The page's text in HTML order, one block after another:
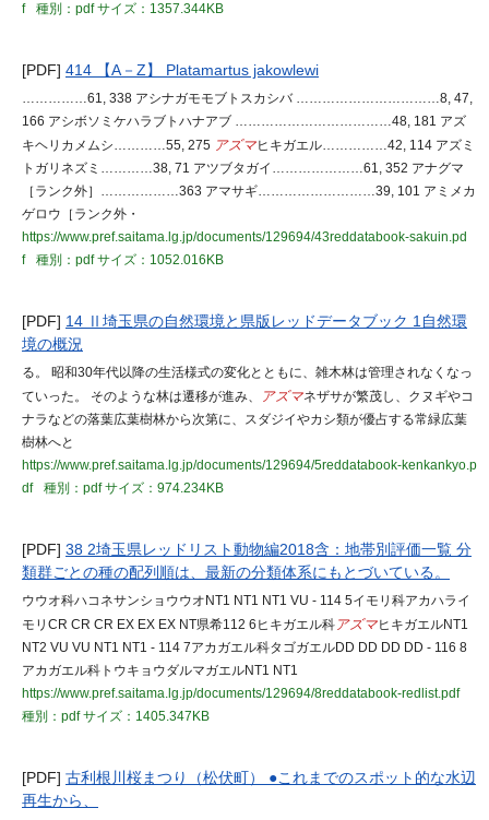
f
種別：pdfサイズ：1357.344KB
[PDF] 414 【A－Z】 Platamartus jakowlewi
……………61, 338 アシナガモモブトスカシバ ……………………………8, 47,
166 アシボソミケハラブトハナアブ ………………………………48, 181 アズ
キヘリカメムシ…………55, 275 アズマヒキガエル……………42, 114 アズミ
トガリネズミ…………38, 71 アツブタガイ…………………61, 352 アナグマ
［ランク外］………………363 アマサギ………………………39, 101 アミメカ
ゲロウ［ランク外・
https://www.pref.saitama.lg.jp/documents/129694/43reddatabook-sakuin.pd
f
種別：pdfサイズ：1052.016KB
[PDF] 14 Ⅱ埼玉県の自然環境と県版レッドデータブック 1自然環
境の概況
る。 昭和30年代以降の生活様式の変化とともに、雑木林は管理されなくなっ
ていった。 そのような林は遷移が進み、
アズマネザサが繁茂し、クヌギやコ
ナラなどの落葉広葉樹林から次第に、スダジイやカシ類が優占する常緑広葉
樹林へと
https://www.pref.saitama.lg.jp/documents/129694/5reddatabook-kenkankyo.p
df
種別：pdfサイズ：974.234KB
[PDF] 38 2埼玉県レッドリスト動物編2018含：地帯別評価一覧 分
類群ごとの種の配列順は、最新の分類体系にもとづいている。
ウウオ科ハコネサンショウウオNT1 NT1 NT1 VU - 114 5イモリ科アカハライ
モリCR CR CR EX EX EX NT県希112 6ヒキガエル科 アズマヒキガエルNT1
NT2 VU VU NT1 NT1 - 114 7アカガエル科タゴガエルDD DD DD DD - 116 8
アカガエル科トウキョウダルマガエルNT1 NT1
https://www.pref.saitama.lg.jp/documents/129694/8reddatabook-redlist.pdf
種別：pdfサイズ：1405.347KB
[PDF] 古利根川桜まつり（松伏町） ●これまでのスポット的な水辺
再生から、